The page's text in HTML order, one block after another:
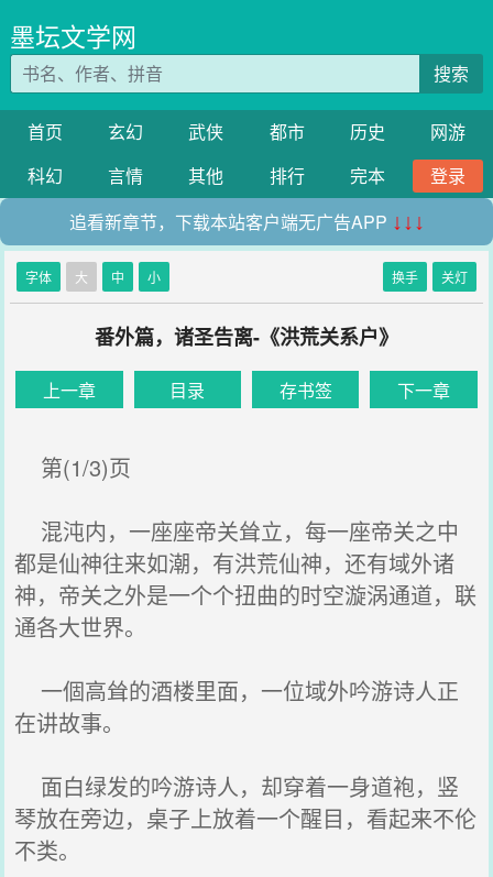
墨坛文学网
搜索
首页 玄幻 武侠 都市 历史
网游
科幻
言情 其他 排行 完本
登录
追看新章节，下载本站客户端无广告APP ↓↓↓
字体 大 中 小 换手 关灯
番外篇，诸圣告离-《洪荒关系户》
上一章 目录 存书签 下一章
第(1/3)页
混沌内，一座座帝关耸立，每一座帝关之中
都是仙神往来如潮，有洪荒仙神，还有域外诸
神，帝关之外是一个个扭曲的时空漩涡通道，联
通各大世界。
一個高耸的酒楼里面，一位域外吟游诗人正
在讲故事。
面白绿发的吟游诗人，却穿着一身道袍，竖
琴放在旁边，桌子上放着一个醒目，看起来不伦
不类。